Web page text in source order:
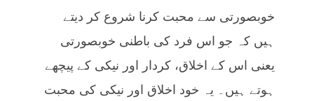
خوبصورتی سے محبت کرنا شروع کر دیتے
ہیں کہ جو اس فرد کی باطنی خوبصورتی
یعنی اس کے اخلاق، کردار اور نیکی کے پیچھے
ہوتے ہیں۔ یہ خود اخلاق اور نیکی کی محبت